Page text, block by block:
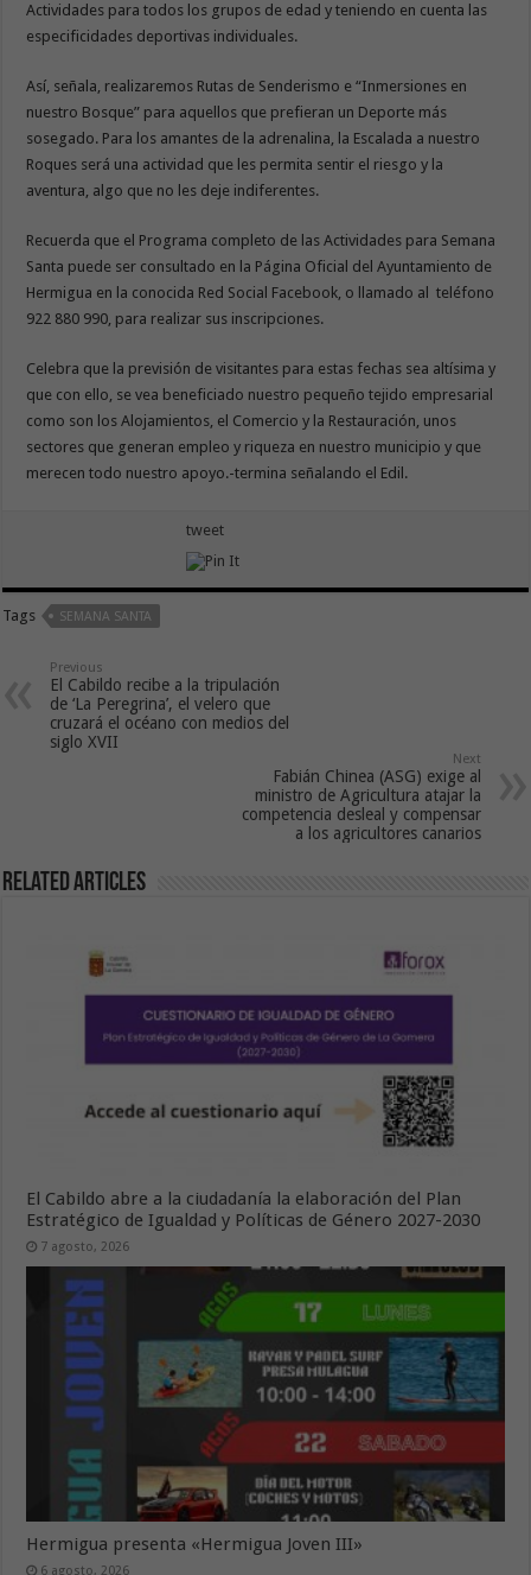
Actividades para todos los grupos de edad y teniendo en cuenta las
especificidades deportivas individuales.
Así, señala, realizaremos Rutas de Senderismo e “Inmersiones en
nuestro Bosque” para aquellos que prefieran un Deporte más
sosegado. Para los amantes de la adrenalina, la Escalada a nuestro
Roques será una actividad que les permita sentir el riesgo y la
aventura, algo que no les deje indiferentes.
Recuerda que el Programa completo de las Actividades para Semana
Santa puede ser consultado en la Página Oficial del Ayuntamiento de
Hermigua en la conocida Red Social Facebook, o llamado al teléfono
922 880 990, para realizar sus inscripciones.
Celebra que la previsión de visitantes para estas fechas sea altísima y
que con ello, se vea beneficiado nuestro pequeño tejido empresarial
como son los Alojamientos, el Comercio y la Restauración, unos
sectores que generan empleo y riqueza en nuestro municipio y que
merecen todo nuestro apoyo.-termina señalando el Edil.
tweet
Tags SEMANA SANTA
Previous
El Cabildo recibe a la tripulación
de ‘La Peregrina’, el velero que
cruzará el océano con medios del
siglo XVII
Next
Fabián Chinea (ASG) exige al
ministro de Agricultura atajar la
competencia desleal y compensar
a los agricultores canarios
Related Articles
El Cabildo abre a la ciudadanía la elaboración del Plan
Estratégico de Igualdad y Políticas de Género 2027-2030
7 agosto, 2026
Hermigua presenta «Hermigua Joven III»
6 agosto, 2026